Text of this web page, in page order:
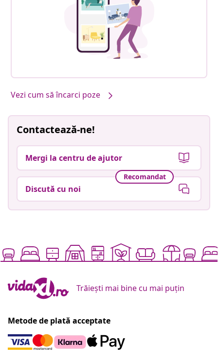
Vezi cum să încarci poze
Contactează-ne!
Mergi la centru de ajutor
Recomandat
Discută cu noi
Trăiești mai bine cu mai puțin
Metode de plată acceptate